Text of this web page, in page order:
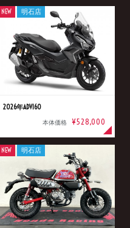
2026年ADV160
本体価格 ¥528,000
NEW 明石店
NEW 明石店